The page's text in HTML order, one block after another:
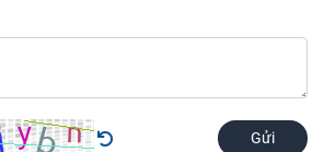
Gửi